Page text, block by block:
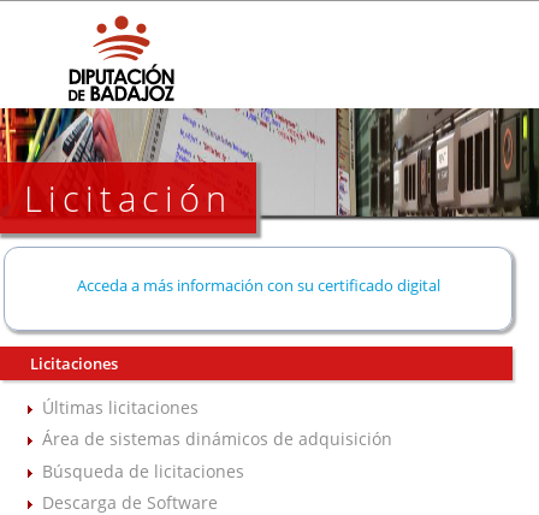
Licitación
Acceda a más información con su certificado digital
Licitaciones
Últimas licitaciones
Área de sistemas dinámicos de adquisición
Búsqueda de licitaciones
Descarga de Software